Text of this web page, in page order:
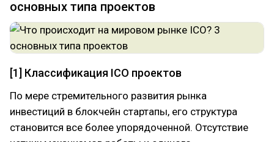
основных типа проектов
[1] Классификация ICO проектов
По мере стремительного развития рынка
инвестиций в блокчейн стартапы, его структура
становится все более упорядоченной. Отсутствие